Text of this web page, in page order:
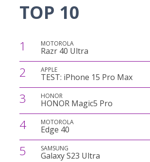
TOP 10
1 MOTOROLA
Razr 40 Ultra
2 APPLE
TEST: iPhone 15 Pro Max
3 HONOR
HONOR Magic5 Pro
4 MOTOROLA
Edge 40
5 SAMSUNG
Galaxy S23 Ultra